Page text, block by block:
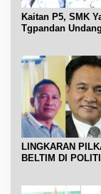
Kaitan P5, SMK
Tgpandan
Demokrasi di
Sekolah
LINGKARAN
BELTIM DI